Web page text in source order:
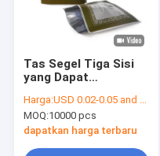
Tur Pabrik
Berita
Tas Segel Tiga Sisi
yang Dapat
Untuk Kismis Buah
Kering
Harga:USD 0.02-0.05 and negotiation
MOQ:10000 pcs
dapatkan harga terbaru